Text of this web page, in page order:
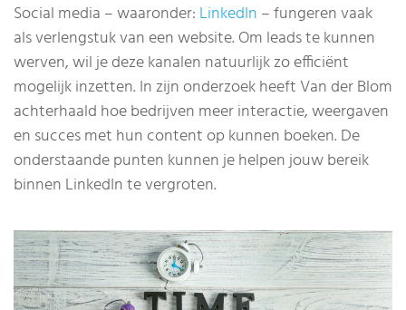
Social media – waaronder: LinkedIn – fungeren vaak
als verlengstuk van een website. Om leads te kunnen
werven, wil je deze kanalen natuurlijk zo efficiënt
mogelijk inzetten. In zijn onderzoek heeft Van der Blom
achterhaald hoe bedrijven meer interactie, weergaven
en succes met hun content op kunnen boeken. De
onderstaande punten kunnen je helpen jouw bereik
binnen LinkedIn te vergroten.